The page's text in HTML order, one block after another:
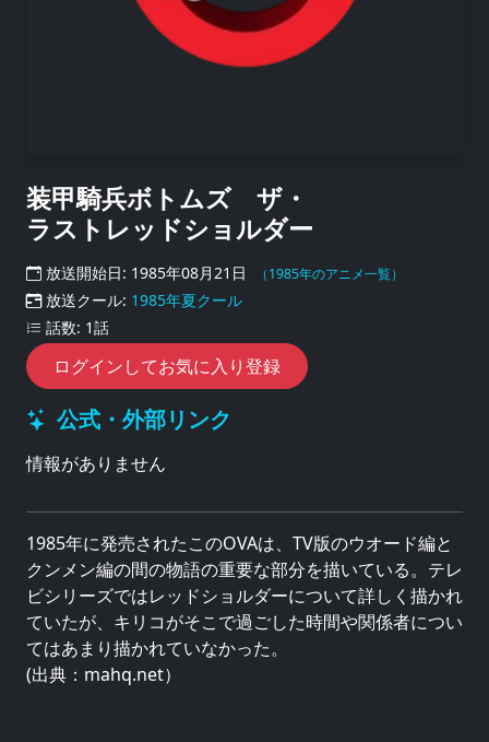
装甲騎兵ボトムズ ザ・
ラストレッドショルダー
放送開始日: 1985年08月21日 （1985年のアニメ一覧）
放送クール: 1985年夏クール
話数: 1話
ログインしてお気に入り登録
公式・外部リンク
情報がありません
1985年に発売されたこのOVAは、TV版のウオード編と
クンメン編の間の物語の重要な部分を描いている。テレ
ビシリーズではレッドショルダーについて詳しく描かれ
ていたが、キリコがそこで過ごした時間や関係者につい
てはあまり描かれていなかった。
(出典：mahq.net）